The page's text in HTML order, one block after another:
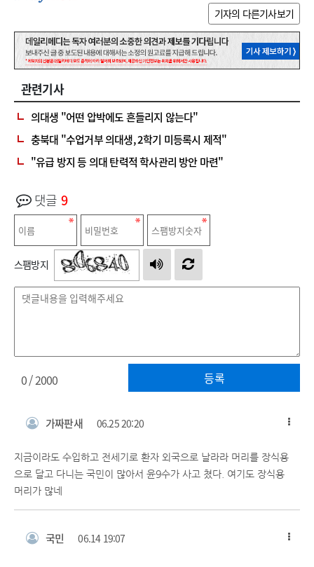
기자의 다른기사보기
관련기사
의대생 "어떤 압박에도 흔들리지 않는다"
충북대 "수업거부 의대생, 2학기 미등록시 제적"
"유급 방지 등 의대 탄력적 학사관리 방안 마련"
댓글 9
스팸방지
등록
0/ 2000
가짜판새 06.25 20:20
지금이라도 수입하고 전세기로 환자 외국으로 날라라 머리를 장식용
으로 달고 다니는 국민이 많아서 윤9수가 사고 쳤다. 여기도 장식용
머리가 많네
국민 06.14 19:07